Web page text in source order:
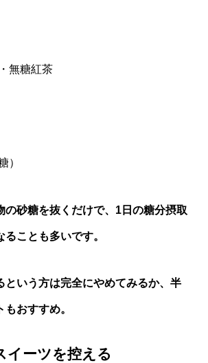
無糖紅茶
）
の砂糖を抜くだけで、1日の糖分摂取
ことも多いです。
という方は完全にやめてみるか、半
おすすめ。
イーツを控える